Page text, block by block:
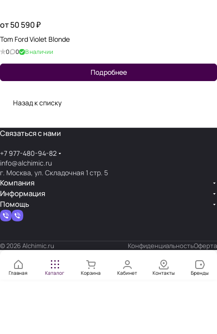
от 50 590 ₽
Tom Ford Violet Blonde
0 0 В наличии
Подробнее
Назад к списку
Связаться с нами
+7 977-480-94-82
info@alchimic.ru
г. Москва, ул. Складочная 1 стр. 5
Компания
Информация
Помощь
© 2026 Alchimic.ru КонфиденциальностьОферта
Главная Каталог Корзина Кабинет Контакты Бренды